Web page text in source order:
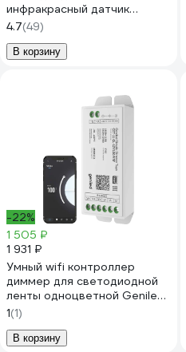
инфракрасный датчик
препятствий для шкафа и
гардероба 17018
4.7(49)
В корзину
-22%
1 505 ₽
1 931 ₽
Умный wifi контроллер
диммер для светодиодной
ленты одноцветной Geniled
с Алисой 17025
1(1)
В корзину